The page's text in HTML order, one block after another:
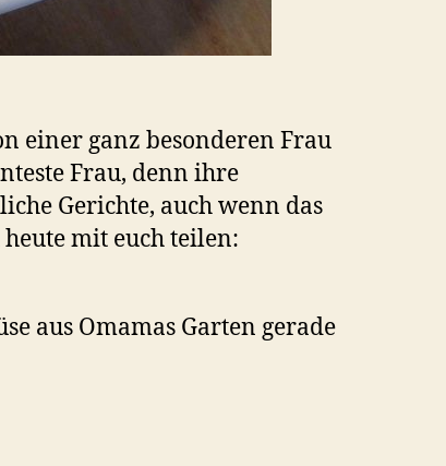
einer ganz besonderen Frau
Frau, denn ihre
Gerichte, auch wenn das
mit euch teilen:
aus Omamas Garten gerade